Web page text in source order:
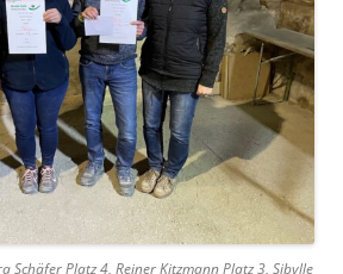
Schäfer Platz 4, Reiner Kitzmann Platz 3, Sibylle